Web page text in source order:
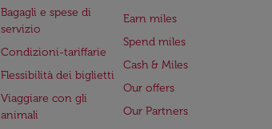
Bagagli e spese di
servizio
Condizioni-tariffarie
Flessibilità dei biglietti
Viaggiare con gli
animali
Earn miles
Spend miles
Cash & Miles
Our offers
Our Partners